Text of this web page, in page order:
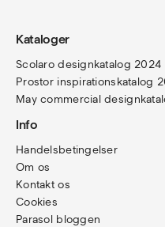
Kataloger
Scolaro designkatalog 2024
Prostor inspirationskatalog
May commercial
Info
Handelsbetingelser
Om os
Kontakt os
Cookies
Parasol bloggen